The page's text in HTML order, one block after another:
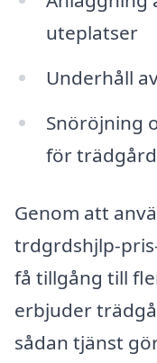
uteplatser
Underhåll
Snöröjning
för
Genom att
trdgrdshjlp-
få tillgång till
erbjuder
sådan tjänst